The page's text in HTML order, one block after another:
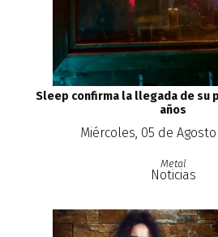
Sleep confirma la llegada de su
años
Miércoles, 05 de
Metal
Noticias